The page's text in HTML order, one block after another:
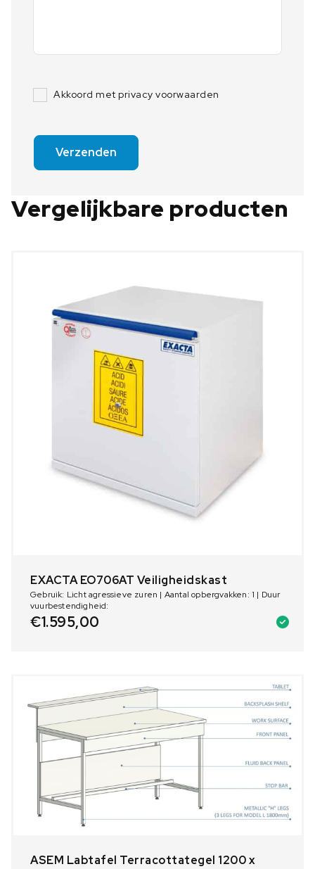
Akkoord met privacy voorwaarden
Verzenden
Vergelijkbare producten
EXACTA EO706AT Veiligheidskast
Gebruik: Licht agressieve zuren | Aantal opbergvakken: 1 | Duur
vuurbestendigheid:
€1.595,00
ASEM Labtafel Terracottategel 1200 x